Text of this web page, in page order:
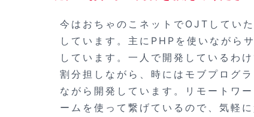
今はおちゃのこネットでOJTしてい
しています。主にPHPを使いながら
しています。一人で開発しているわ
割分担しながら、時にはモブプログ
ながら開発しています。リモートワ
ームを使って繋げているので、気軽